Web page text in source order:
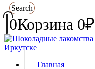
Search
0Корзина 0₽
Главная